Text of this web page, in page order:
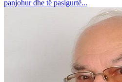
panjohur dhe të pasigurtë...